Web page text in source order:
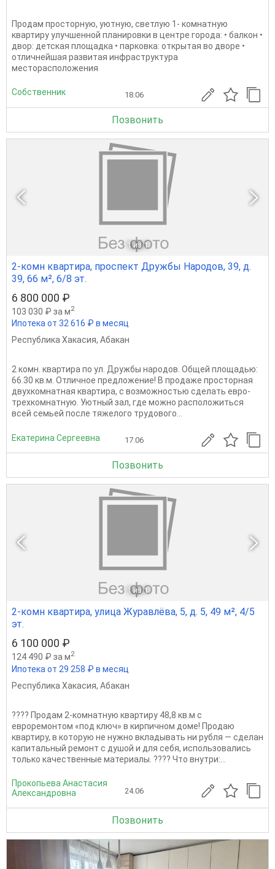
Продам просторную, уютную, светлую 1- комнатную
квартиру улучшенной планировки в центре города: • балкон •
двор: детская площадка • парковка: открытая во дворе •
отличнейшая развитая инфраструктура
месторасположения
Собственник 18.06
Позвонить
1 из 1
2-комн квартира, проспект Дружбы Народов, 39, д.
39, 66 м², 6/8 эт.
6 800 000 ₽
103 030 ₽ за м2
Ипотека от 32 616 ₽ в месяц
Республика Хакасия, Абакан
2 комн. квартира по ул. Дружбы народов. Общей площадью:
66.30 кв.м. Отличное предложение! В продаже просторная
двухкомнатная квартира, с возможностью сделать евро-
трехкомнатную. Уютный зал, где можно расположиться
всей семьей после тяжелого трудового...
Екатерина Сергеевна 17.06
Позвонить
1 из 1
2-комн квартира, улица Журавлёва, 5, д. 5, 49 м², 4/5
эт.
6 100 000 ₽
124 490 ₽ за м2
Ипотека от 29 258 ₽ в месяц
Республика Хакасия, Абакан
???? Продам 2-комнатную квартиру 48,8 кв.м с
евроремонтом «под ключ» в кирпичном доме! Продаю
квартиру, в которую не нужно вкладывать ни рубля — сделан
капитальный ремонт с душой и для себя, использовались
только качественные материалы. ???? Что внутри:...
Прокопьева Анастасия
Александровна
24.06
Позвонить